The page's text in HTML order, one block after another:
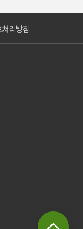
리방침